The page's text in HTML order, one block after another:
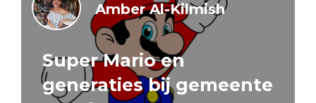
Amber Al-Kilmish
Super Mario en
generaties bij gemeente